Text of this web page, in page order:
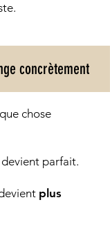
concrètement
chose
parfait.
plus